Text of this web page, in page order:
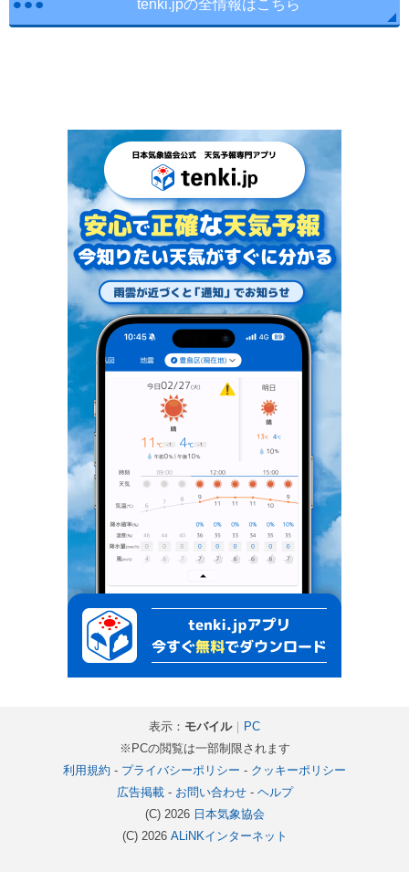
tenki.jpの全情報はこちら
表示： モバイル｜ PC
※PCの閲覧は一部制限されます
利用規約 - プライバシーポリシー - クッキーポリシー
広告掲載- お問い合わせ- ヘルプ
(C) 2026 日本気象協会
(C) 2026 ALiNKインターネット